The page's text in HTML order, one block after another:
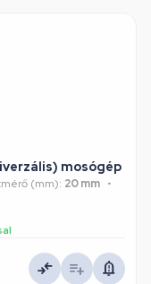
mosógép
(mm): 20 mm